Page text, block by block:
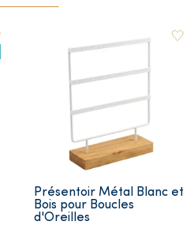
Présentoir Métal Blanc et
Bois pour Boucles
d'Oreilles